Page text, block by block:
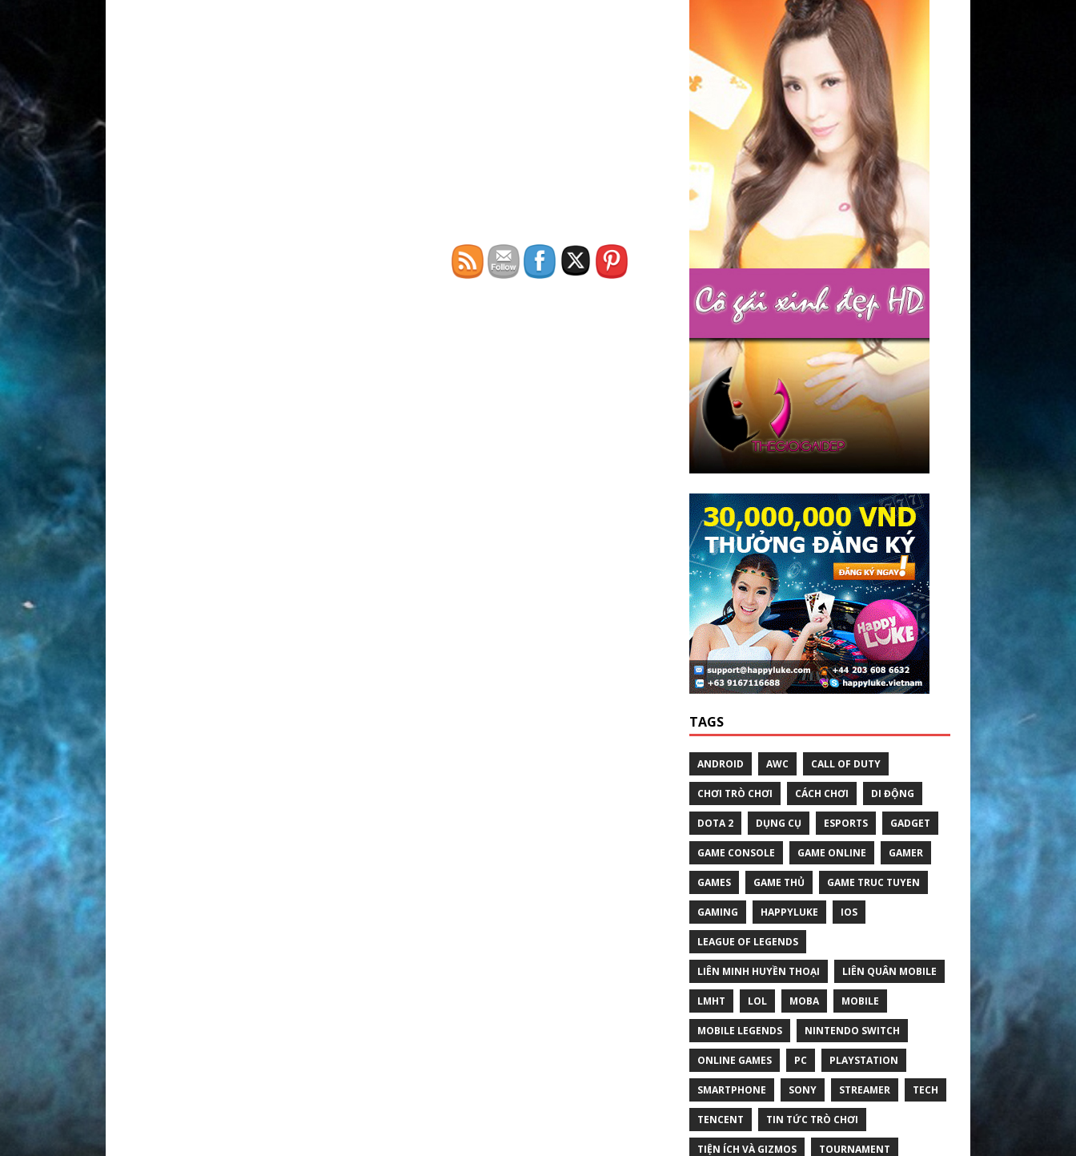
TAGS
ANDROID AWC CALL OF DUTY
CHƠI TRÒ CHƠI CÁCH CHƠI DI ĐỘNG
DOTA 2 DỤNG CỤ ESPORTS GADGET
GAME CONSOLE GAME ONLINE GAMER
GAMES GAME THỦ GAME TRUC TUYEN
GAMING HAPPYLUKE IOS
LEAGUE OF LEGENDS
LIÊN MINH HUYỀN THOẠI LIÊN QUÂN MOBILE
LMHT LOL MOBA MOBILE
MOBILE LEGENDS NINTENDO SWITCH
ONLINE GAMES PC PLAYSTATION
SMARTPHONE SONY STREAMER TECH
TENCENT TIN TỨC TRÒ CHƠI
TIỆN ÍCH VÀ GIZMOS TOURNAMENT